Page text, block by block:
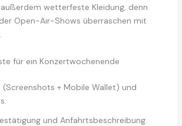
wetterfeste Kleidung, denn
Open-Air-Shows überraschen mit
für ein Konzertwochenende
(Screenshots + Mobile Wallet) und
und Anfahrtsbeschreibung.